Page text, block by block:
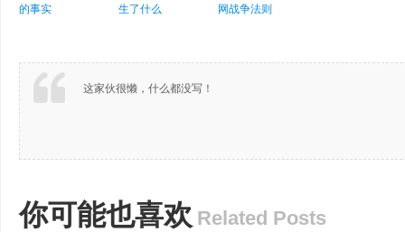
的事实
生了什么
网战争法则
这家伙很懒，什么都没写！
你可能也喜欢 Related Posts